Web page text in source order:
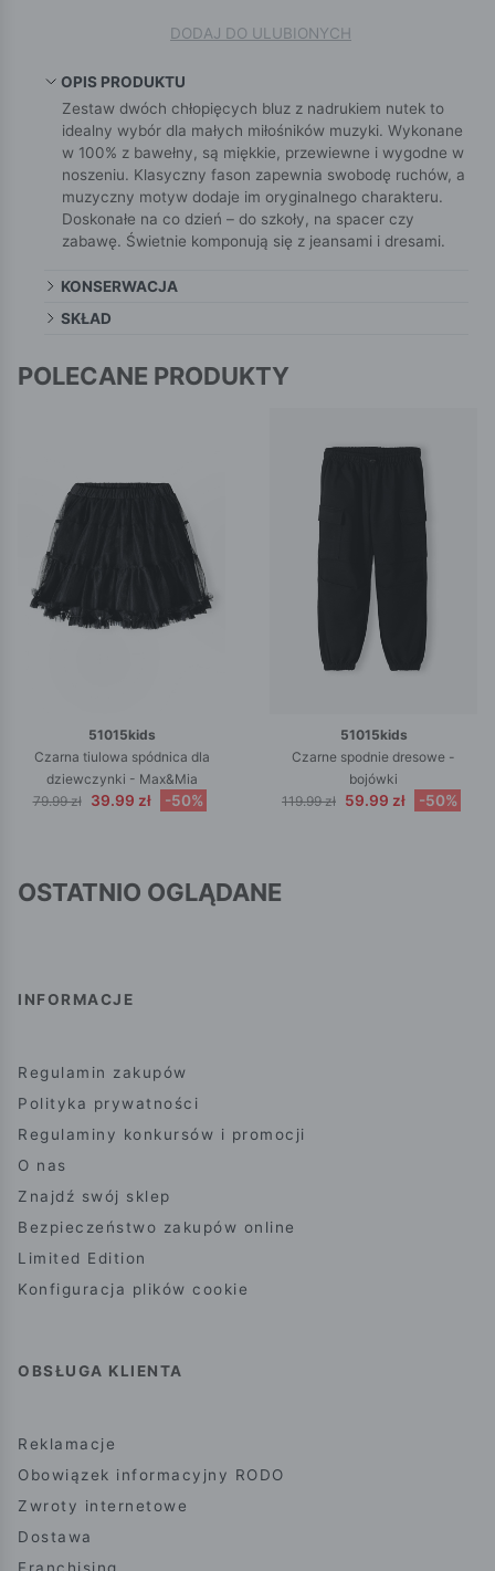
DODAJ DO ULUBIONYCH
OPIS PRODUKTU
Zestaw dwóch chłopięcych bluz z nadrukiem nutek to
idealny wybór dla małych miłośników muzyki. Wykonane
w 100% z bawełny, są miękkie, przewiewne i wygodne w
noszeniu. Klasyczny fason zapewnia swobodę ruchów, a
muzyczny motyw dodaje im oryginalnego charakteru.
Doskonałe na co dzień – do szkoły, na spacer czy
zabawę. Świetnie komponują się z jeansami i dresami.
KONSERWACJA
SKŁAD
POLECANE PRODUKTY
51015kids
Czarna tiulowa spódnica dla
dziewczynki - Max&Mia
79.99 zł
39.99 zł -50%
51015kids
Czarne spodnie dresowe -
bojówki
119.99 zł 59.99 zł -50%
OSTATNIO OGLĄDANE
INFORMACJE
Regulamin zakupów
Polityka prywatności
Regulaminy konkursów i promocji
O nas
Znajdź swój sklep
Bezpieczeństwo zakupów online
Limited Edition
Konfiguracja plików cookie
OBSŁUGA KLIENTA
Reklamacje
Obowiązek informacyjny RODO
Zwroty internetowe
Dostawa